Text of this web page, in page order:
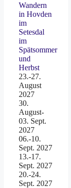
Wandern
in Hovden
im
Setesdal
im
Spätsommer
und
Herbst
23.-27.
August
2027
30.
August-
03. Sept.
2027
06.-10.
Sept. 2027
13.-17.
Sept. 2027
20.-24.
Sept. 2027